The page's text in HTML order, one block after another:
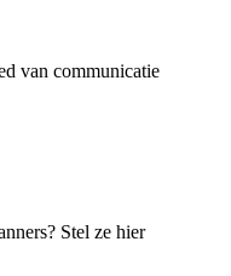
van communicatie
Stel ze hier